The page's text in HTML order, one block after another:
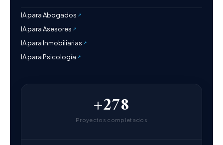
IA para Abogados
IA para Asesores
IA para Inmobiliarias
IA para Psicología
+278
Proyectos completados